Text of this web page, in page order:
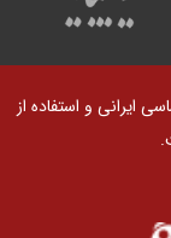
ایرانی و استفاده از